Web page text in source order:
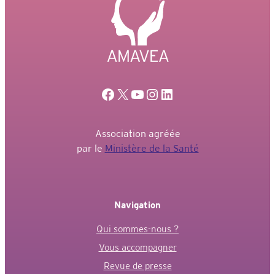
Facebook X YouTube Instagram LinkedIn
Association agréée
par le Ministère de la Santé
Navigation
Qui sommes-nous ?
Vous accompagner
Revue de presse